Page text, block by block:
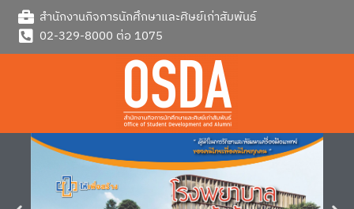
content
สำนักงานกิจการนักศึกษาและศิษย์เก่าสัมพันธ์
02-329-8000 ต่อ 1075